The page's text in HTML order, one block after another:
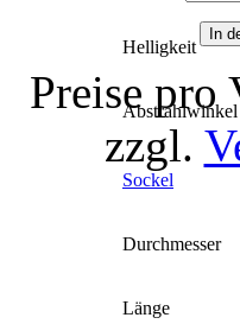
Preise
zzgl.
Helligkeit
Abstrahlwinkel
Sockel
Durchmesser
Länge